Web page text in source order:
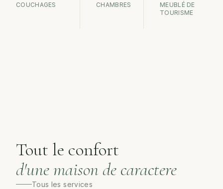
COUCHAGES CHAMBRES
MEUBLÉ DE
TOURISME
Tout le confort
d'une maison de caractere
Tous les services